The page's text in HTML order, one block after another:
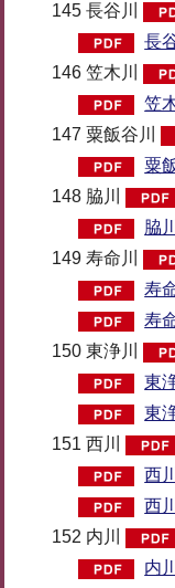
145 長谷川
長
146 笠木川
笠
147 粟飯谷川
粟
148 脇川
脇
149 寿命川
寿
寿
150 東浄川
東
東
151 西川
西
西
152 内川
内